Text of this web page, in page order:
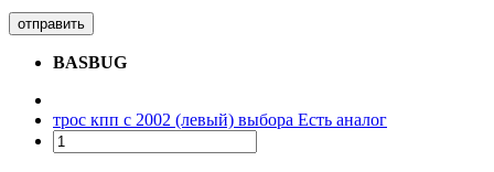
отправить
BASBUG
трос кпп с 2002 (левый) выбора Есть аналог